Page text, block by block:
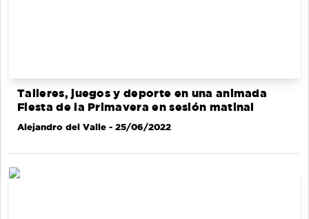
Talleres, juegos y deporte en una animada
Fiesta de la Primavera en sesión matinal
Alejandro del Valle - 25/06/2022